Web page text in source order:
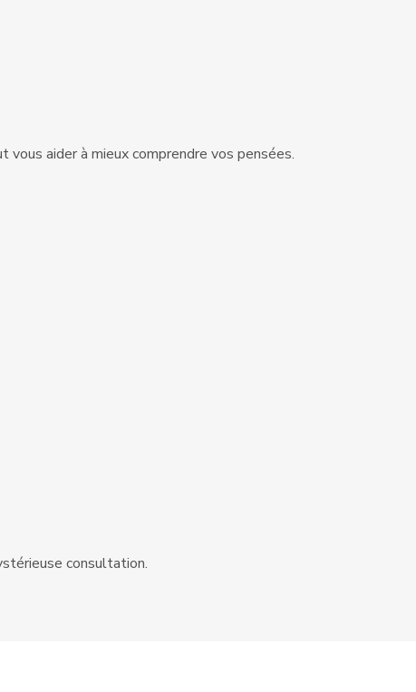
aider à mieux comprendre vos pensées.
consultation.